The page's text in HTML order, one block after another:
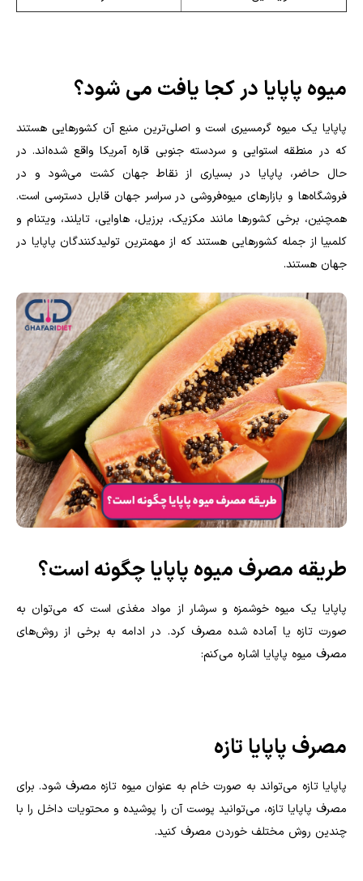
میوه پاپایا در کجا یافت می شود؟
پاپایا یک میوه گرمسیری است و اصلی‌ترین منبع آن کشورهایی هستند
که در منطقه استوایی و سردسته جنوبی قاره آمریکا واقع شده‌اند. در
حال حاضر، پاپایا در بسیاری از نقاط جهان کشت می‌شود و در
فروشگاه‌ها و بازارهای میوه‌فروشی در سراسر جهان قابل دسترسی است.
همچنین، برخی کشورها مانند مکزیک، برزیل، هاوایی، تایلند، ویتنام و
کلمبیا از جمله کشورهایی هستند که از مهمترین تولیدکنندگان پاپایا در
جهان هستند.
طریقه مصرف میوه پاپایا چگونه است؟
پاپایا یک میوه خوشمزه و سرشار از مواد مغذی است که می‌توان به
صورت تازه یا آماده شده مصرف کرد. در ادامه به برخی از روش‌های
مصرف میوه پاپایا اشاره می‌کنم:
مصرف پاپایا تازه
پاپایا تازه می‌تواند به صورت خام به عنوان میوه تازه مصرف شود. برای
مصرف پاپایا تازه، می‌توانید پوست آن را پوشیده و محتویات داخل را با
چندین روش مختلف خوردن مصرف کنید.